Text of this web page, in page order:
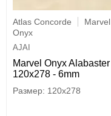
Atlas Concorde
Marvel
Onyx
AJAI
Marvel Onyx Alabaster
120x278 - 6mm
120x278